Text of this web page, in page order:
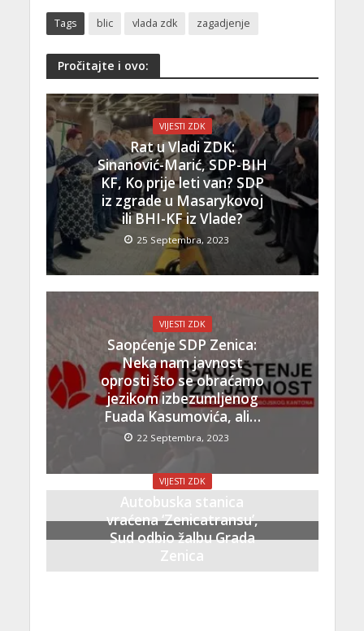
Tags blic vlada zdk zagadjenje
Pročitajte i ovo:
VIJESTI ZDK
Rat u Vladi ZDK:
Sinanović-Marić, SDP-BIH
KF, Ko prije leti van? SDP
iz zgrade u Masarykovoj
ili BHI-KF iz Vlade?
25 Septembra, 2023
VIJESTI ZDK
Saopćenje SDP Zenica:
Neka nam javnost
oprosti što se obraćamo
jezikom izbezumljenog
Fuada Kasumovića, ali…
22 Septembra, 2023
VIJESTI ZDK
Autobuska stanica
vraćena ‘Zenicatransu’,
Sud odbio žalbu Grada
Zenica